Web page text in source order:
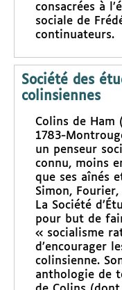
consacrées à
sociale de
continuateurs.
Société des
colinsiennes
Colins de Ham
1783-
un penseur
connu, moins
que ses aînés
Simon,
La Société
pour but de
« socialisme
d’encourager
colinsienne.
anthologie de